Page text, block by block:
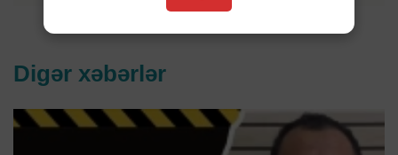
Digər xəbərlər